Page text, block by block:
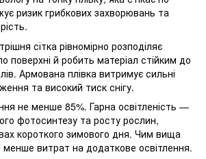
ризик грибкових захворювань та
сітка рівномірно розподіляє
поверхні й робить матеріал стійким до
Армована плівка витримує сильні
та високий тиск снігу.
не менше 85%. Гарна освітленість —
фотосинтезу та росту рослин,
короткого зимового дня. Чим вища
менше витрат на додаткове освітлення.